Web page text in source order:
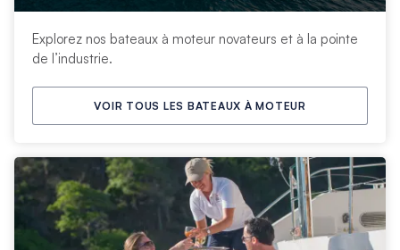
Explorez nos bateaux à moteur novateurs et à la pointe
de l’industrie.
VOIR TOUS LES BATEAUX À MOTEUR